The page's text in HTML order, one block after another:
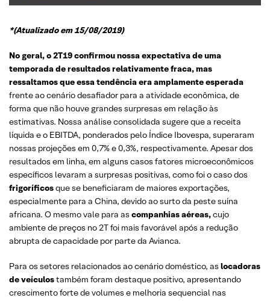
*(Atualizado em 15/08/2019)
No geral, o 2T19 confirmou nossa expectativa de uma
temporada de resultados relativamente fraca, mas
ressaltamos que essa tendência era amplamente esperada
frente ao cenário desafiador para a atividade econômica, de
forma que não houve grandes surpresas em relação às
estimativas. Nossa análise consolidada sugere que a receita
líquida e o EBITDA, ponderados pelo Índice Ibovespa, superaram
nossas projeções em 0,7% e 0,3%, respectivamente. Apesar dos
resultados em linha, em alguns casos fatores microeconômicos
específicos levaram a surpresas positivas, como foi o caso dos
frigoríficosque se beneficiaram de maiores exportações,
especialmente para a China, devido ao surto da peste suína
africana. O mesmo vale para as companhias aéreas,cujo
ambiente de preços no 2T foi mais favorável após a redução
abrupta de capacidade por parte da Avianca.
Para os setores relacionados ao cenário doméstico, as locadoras
de veículostambém foram destaque positivo, apresentando
crescimento forte de volumes e melhoria sequencial nas